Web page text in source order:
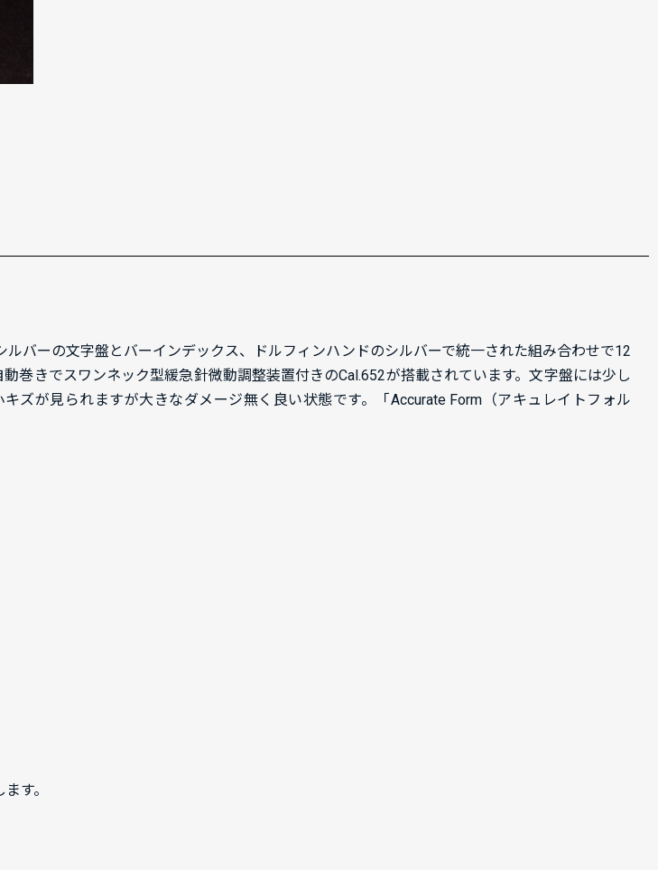
バーの文字盤とバーインデックス、ドルフィンハンドのシルバーで統一された組み合わせで12
巻きでスワンネック型緩急針微動調整装置付きのCal.652が搭載されています。文字盤には少し
ズが見られますが大きなダメージ無く良い状態です。「Accurate Form（アキュレイトフォル
す。